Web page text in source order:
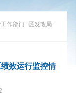
作部门 - 区发改局 -
效运行监控情